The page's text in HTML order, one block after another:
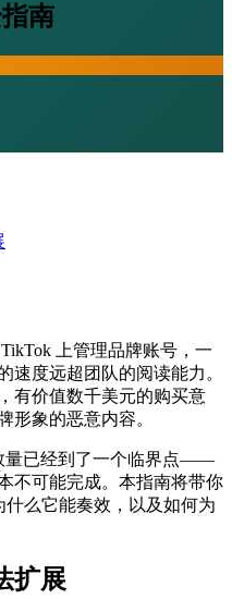
南
上管理品牌账号，一
速度远超团队的阅读能力。
有价值数千美元的购买意
形象的恶意内容。
量已经到了一个临界点——
不可能完成。本指南将带你
么它能奏效，以及如何为
扩展